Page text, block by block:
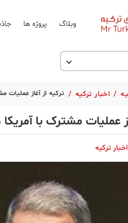
وبلاگ پروژه ها
/ اخبار ترکیه / ترکیه از آغاز عملیات
عملیات مشترک با
اخبار ترکیه